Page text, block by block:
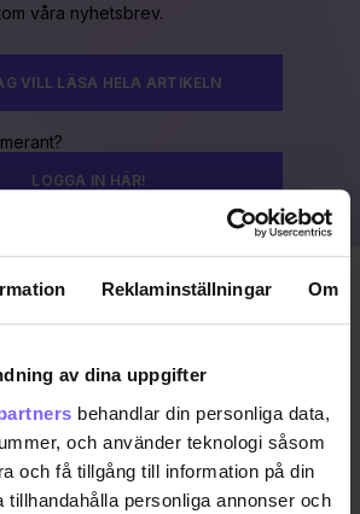
Reklaminställningar Om
av dina uppgifter
behandlar din personliga data,
och använder teknologi såsom
och få tillgång till information på din
tillhandahålla personliga annonser och
våra nyhetsbrev.
VILL LÄSA HELA ARTIKELN
LOGGA IN HÄR!
22
28